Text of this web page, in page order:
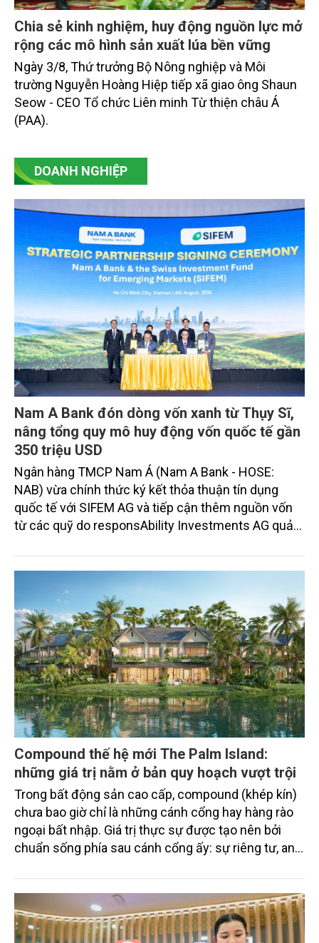
Chia sẻ kinh nghiệm, huy động nguồn lực mở
rộng các mô hình sản xuất lúa bền vững
Ngày 3/8, Thứ trưởng Bộ Nông nghiệp và Môi
trường Nguyễn Hoàng Hiệp tiếp xã giao ông Shaun
Seow - CEO Tổ chức Liên minh Từ thiện châu Á
(PAA).
DOANH NGHIỆP
Nam A Bank đón dòng vốn xanh từ Thụy Sĩ,
nâng tổng quy mô huy động vốn quốc tế gần
350 triệu USD
Ngân hàng TMCP Nam Á (Nam A Bank - HOSE:
NAB) vừa chính thức ký kết thỏa thuận tín dụng
quốc tế với SIFEM AG và tiếp cận thêm nguồn vốn
từ các quỹ do responsAbility Investments AG quản
thu hút thành công từ đầu năm đến nay lên gần 350
Compound thế hệ mới The Palm Island:
những giá trị nằm ở bản quy hoạch vượt trội
Trong bất động sản cao cấp, compound (khép kín)
chưa bao giờ chỉ là những cánh cổng hay hàng rào
ngoại bất nhập. Giá trị thực sự được tạo nên bởi
chuẩn sống phía sau cánh cổng ấy: sự riêng tư, an
vụ được thiết kế dành riêng cho họ.